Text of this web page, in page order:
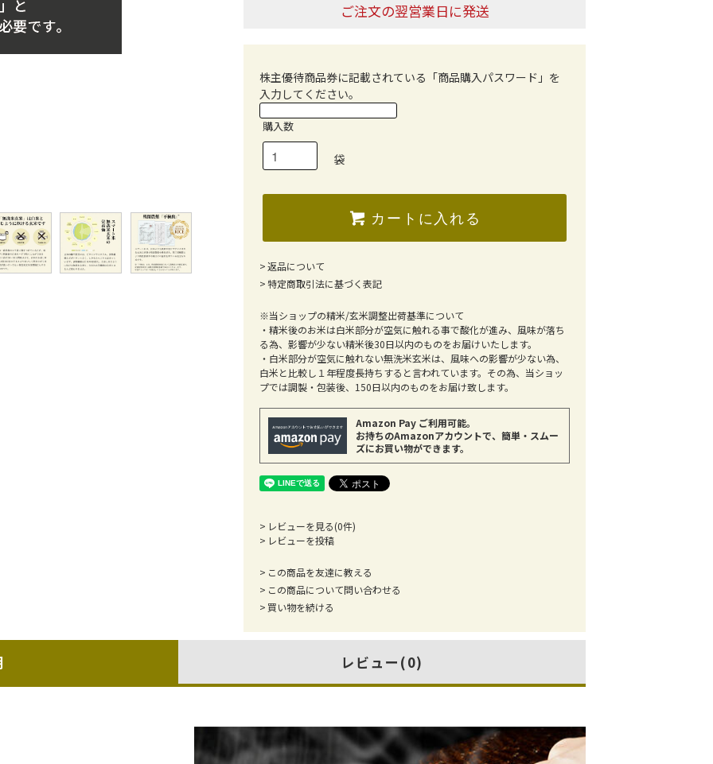
ご注文の翌営業日に発送
株主優待商品券に記載されている「商品購入パスワード」を
入力してください。
購入数
袋
カートに入れる
返品について
特定商取引法に基づく表記
※当ショップの精米/玄米調整出荷基準について
・精米後のお米は白米部分が空気に触れる事で酸化が進み、風味が落ち
る為、影響が少ない精米後30日以内のものをお届けいたします。
・白米部分が空気に触れない無洗米玄米は、風味への影響が少ない為、
白米と比較し１年程度長持ちすると言われています。その為、当ショッ
プでは調製・包装後、150日以内のものをお届け致します。
Amazon Pay ご利用可能。
お持ちのAmazonアカウントで、簡単・スムー
ズにお買い物ができます。
レビューを見る(0件)
レビューを投稿
この商品を友達に教える
この商品について問い合わせる
買い物を続ける
レビュー(0)